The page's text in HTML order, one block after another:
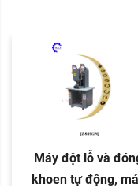
Máy đột lỗ và
khoen tự động,